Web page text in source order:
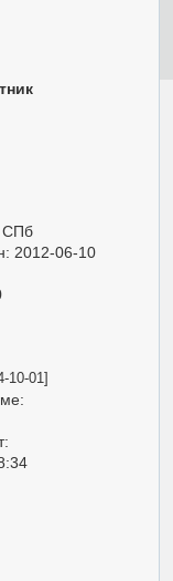
СПб
: 2012-06-10
10-01]